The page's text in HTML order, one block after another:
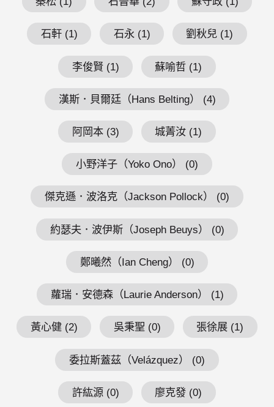
石軒 (1) 石永 (1) 劉秋兒 (1)
李俊賢 (1) 蘇喻哲 (1)
漢斯．貝爾廷（Hans Belting） (4)
阿岡本 (3) 城菁汝 (1)
小野洋子（Yoko Ono） (0)
傑克遜．波洛克（Jackson Pollock） (0)
約瑟夫．波伊斯（Joseph Beuys） (0)
鄭曦然（Ian Cheng） (0)
蘿瑞．安德森（Laurie Anderson） (1)
黃心健 (2) 吳秉聖 (0) 張徐展 (1)
委拉斯蓋茲（Velázquez） (0)
許紘源 (0) 廖克發 (0)